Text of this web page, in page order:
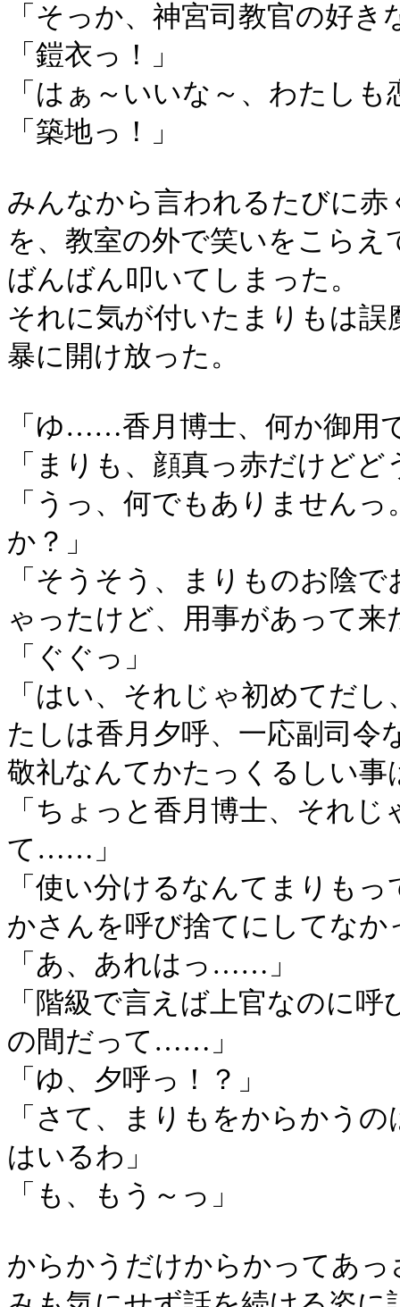
「そっか、神宮司教官の好き
「鎧衣っ！」
「はぁ～いいな～、わたし
「築地っ！」
みんなから言われるたびに
を、教室の外で笑いをこら
ばんばん叩いてしまった。
それに気が付いたまりもは
暴に開け放った。
「ゆ……香月博士、何か御用
「まりも、顔真っ赤だけど
「うっ、何でもありません
か？」
「そうそう、まりものお陰
ゃったけど、用事があって来
「ぐぐっ」
「はい、それじゃ初めてだ
たしは香月夕呼、一応副司令
敬礼なんてかたっくるしい
「ちょっと香月博士、それ
て……」
「使い分けるなんてまりも
かさんを呼び捨てにしてなか
「あ、あれはっ……」
「階級で言えば上官なのに
の間だって……」
「ゆ、夕呼っ！？」
「さて、まりもをからかう
はいるわ」
「も、もう～っ」
からかうだけからかってあ